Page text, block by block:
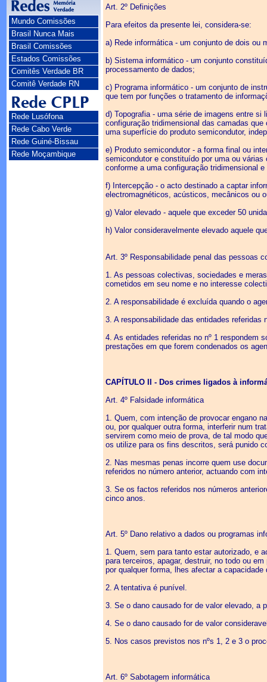
Mundo Comissões
Brasil Nunca Mais
Brasil Comissões
Estados Comissões
Comitês Verdade BR
Comitê Verdade RN
Rede Lusófona
Rede Cabo Verde
Rede Guiné-Bissau
Rede Moçambique
Art. 2º Definições
Para efeitos da presente lei, considera-se:
a) Rede informática - um conjunto de dois ou
b) Sistema informático - um conjunto
processamento de dados;
c) Programa informático - um conjunto de
que tem por funções o tratamento de
d) Topografia - uma série de imagens entre
configuração tridimensional das camadas
uma superfície do produto semicondutor,
e) Produto semicondutor - a forma final ou
semicondutor e constituído por uma ou
conforme a uma configuração tridimensional
f) Intercepção - o acto destinado a captar
electromagnéticos, acústicos, mecânicos ou
g) Valor elevado - aquele que exceder 50
h) Valor consideravelmente elevado aquele
Art. 3º Responsabilidade penal das pessoas
1. As pessoas colectivas, sociedades e
cometidos em seu nome e no interesse
2. A responsabilidade é excluída quando o
3. A responsabilidade das entidades
4. As entidades referidas no nº 1 respondem
prestações em que forem condenados os
CAPÍTULO II - Dos crimes ligados à
Art. 4º Falsidade informática
1. Quem, com intenção de provocar engano
ou, por qualquer outra forma, interferir num
servirem como meio de prova, de tal modo
os utilize para os fins descritos, será punido
2. Nas mesmas penas incorre quem use
referidos no número anterior, actuando com
3. Se os factos referidos nos números
cinco anos.
Art. 5º Dano relativo a dados ou programas
1. Quem, sem para tanto estar autorizado, e
para terceiros, apagar, destruir, no todo ou
por qualquer forma, lhes afectar a
2. A tentativa é punível.
3. Se o dano causado for de valor elevado, a
4. Se o dano causado for de valor
5. Nos casos previstos nos nºs 1, 2 e 3 o
Art. 6º Sabotagem informática